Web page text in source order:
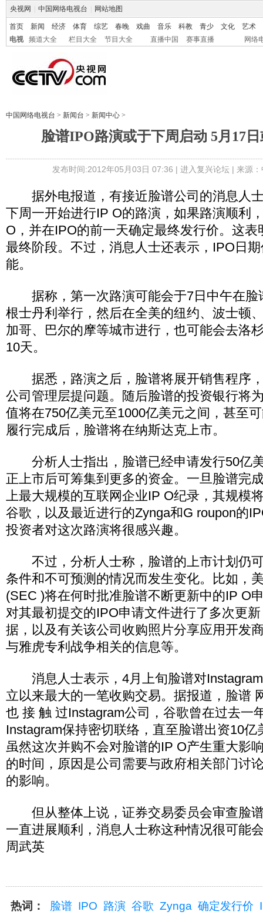
央视网 中国网络电视台 网站地图
首页 新闻 经济 体育 综艺 春晚 戏曲 音乐 科教 青少 文化
艺术
电视
频道大全 栏目大全 节目大全 直播中国 赛事直播 网络
中国网络电视台 > 新闻台 > 新闻中心 >
脸谱IPO路演或于下周启动 5月17
发布时间:2012年05月03日 07:36 | 进入复兴论坛| 来源
据外电报道，有接近脸谱公司的消息人
下周一开始进行IP O的路演，如果路演顺利
O，并在IPO的前一天确定最终发行价。这
最终阶段。不过，消息人士还表示，IPO日
能。
据称，第一次路演可能会于7日中午在脸
根士丹利举行，然后在全美的纽约、波士顿
加哥、巴尔的摩等城市进行，也可能会去洛
10天。
据悉，路演之后，脸谱将展开销售程序
公司管理层提问题。随后脸谱的投资银行将
值将在750亿美元至1000亿美元之间，甚至
履行完成后，脸谱将在纳斯达克上市。
分析人士指出，脸谱已经申请发行50亿
正上市后可筹集到更多的资金。一旦脸谱完
上最大规模的互联网企业IP O纪录，其规模
谷歌，以及最近进行的Zynga和G roupon的
投资者对这次路演将很感兴趣。
不过，分析人士称，脸谱的上市计划仍
条件和不可预测的情况而发生变化。比如，
(SEC )将在何时批准脸谱不断更新中的IP O
对其最初提交的IPO申请文件进行了多次更
据，以及有关该公司收购照片分享应用开发
与雅虎专利战争相关的信息等。
消息人士表示，4月上旬脸谱对Instagram
立以来最大的一笔收购交易。据报道，脸谱
也 接 触 过Instagram公司，谷歌曾在过去一
Instagram保持密切联络，直至脸谱出资10
虽然这次并购不会对脸谱的IP O产生重大影
的时间，原因是公司需要与政府相关部门讨
的影响。
但从整体上说，证券交易委员会审查脸
一直进展顺利，消息人士称这种情况很可
周武英
热词： 脸谱 IPO 路演 谷歌 Zynga 确定发行价